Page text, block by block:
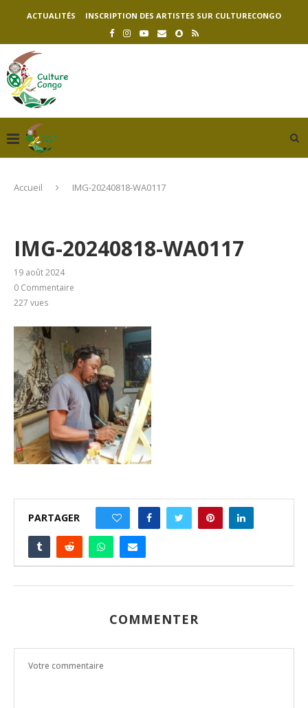
ACTUALITÉS INSCRIPTION DES ARTISTES SUR CULTURECONGO
Accueil IMG-20240818-WA0117
IMG-20240818-WA0117
19 août 2024
0 Commentaire
227 vues
PARTAGER
COMMENTER